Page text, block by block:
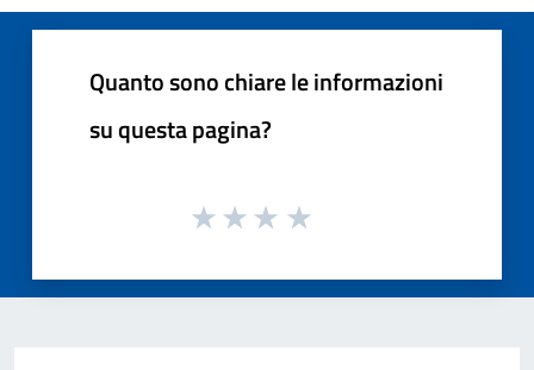
Quanto sono chiare le informazioni
su questa pagina?